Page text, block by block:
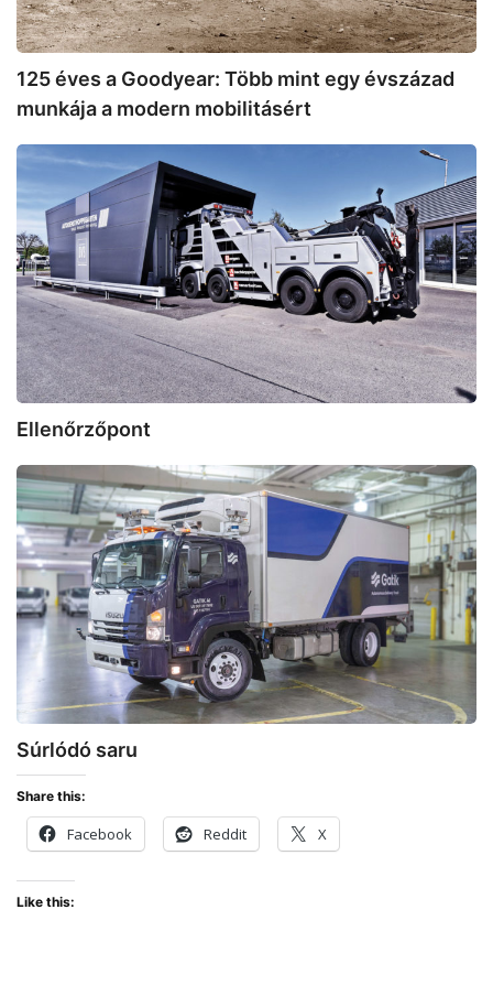
munkája
a
modern
mobilitásért
125 éves a Goodyear: Több mint egy évszázad
munkája a modern mobilitásért
Ellenőrzőpont
Ellenőrzőpont
Súrlódó
saru
Súrlódó saru
Share this:
Facebook Reddit X
Like this: